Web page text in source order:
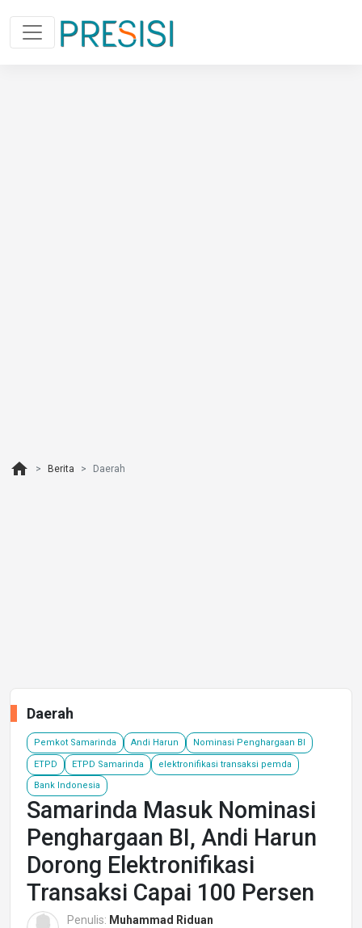
home Berita Daerah
Daerah
Pemkot Samarinda Andi Harun Nominasi Penghargaan BI
ETPD ETPD Samarinda elektronifikasi transaksi pemda
Bank Indonesia
Samarinda Masuk Nominasi
Penghargaan BI, Andi Harun
Dorong Elektronifikasi
Transaksi Capai 100 Persen
Penulis: Muhammad Riduan